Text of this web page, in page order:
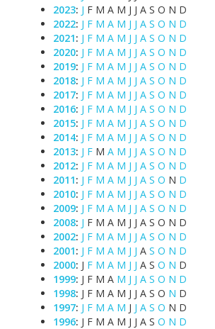
2023: J F M A M J J A S O N D
2022: J F M A M J J A S O N D
2021: J F M A M J J A S O N D
2020: J F M A M J J A S O N D
2019: J F M A M J J A S O N D
2018: J F M A M J J A S O N D
2017: J F M A M J J A S O N D
2016: J F M A M J J A S O N D
2015: J F M A M J J A S O N D
2014: J F M A M J J A S O N D
2013: J F M A M J J A S O N D
2012: J F M A M J J A S O N D
2011: J F M A M J J A S O N D
2010: J F M A M J J A S O N D
2009: J F M A M J J A S O N D
2008: J F M A M J J A S O N D
2002: J F M A M J J A S O N D
2001: J F M A M J J A S O N D
2000: J F M A M J J A S O N D
1999: J F M A M J J A S O N D
1998: J F M A M J J A S O N D
1997: J F M A M J J A S O N D
1996: J F M A M J J A S O N D